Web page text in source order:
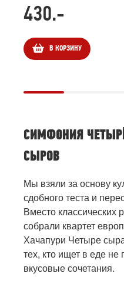
430.-
В КОРЗИНУ
СИМФОНИЯ
СЫРОВ
Мы взяли за основу
сдобного теста и
Вместо классических
собрали квартет
Хачапури Четыре
тех, кто ищет в еде не
вкусовые сочетания.